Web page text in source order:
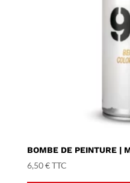
BOMBE DE PEINTURE |
6,50€TTC